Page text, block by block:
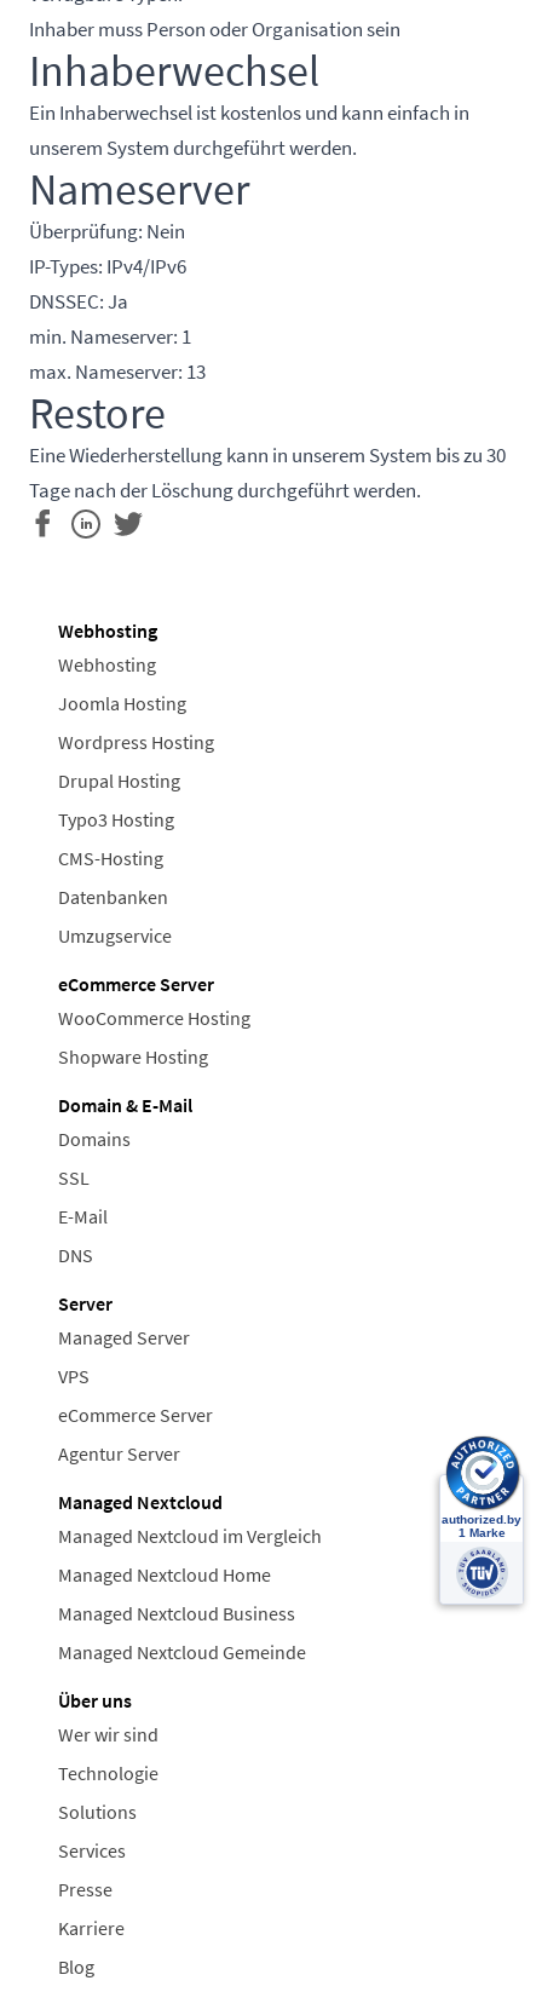
Inhaber muss Person oder Organisation sein
Inhaberwechsel
Ein Inhaberwechsel ist kostenlos und kann einfach in
unserem System durchgeführt werden.
Nameserver
Überprüfung: Nein
IP-Types: IPv4/IPv6
DNSSEC: Ja
min. Nameserver: 1
max. Nameserver: 13
Restore
Eine Wiederherstellung kann in unserem System bis zu 30
Tage nach der Löschung durchgeführt werden.
Webhosting
Webhosting
Joomla Hosting
Wordpress Hosting
Drupal Hosting
Typo3 Hosting
CMS-Hosting
Datenbanken
Umzugservice
eCommerce Server
WooCommerce Hosting
Shopware Hosting
Domain & E-Mail
Domains
SSL
E-Mail
DNS
Server
Managed Server
VPS
eCommerce Server
Agentur Server
Managed Nextcloud
Managed Nextcloud im Vergleich
Managed Nextcloud Home
Managed Nextcloud Business
Managed Nextcloud Gemeinde
Über uns
Wer wir sind
Technologie
Solutions
Services
Presse
Karriere
Blog